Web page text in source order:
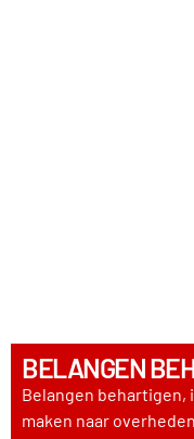
BELANGEN
Belangen behartigen,
maken naar